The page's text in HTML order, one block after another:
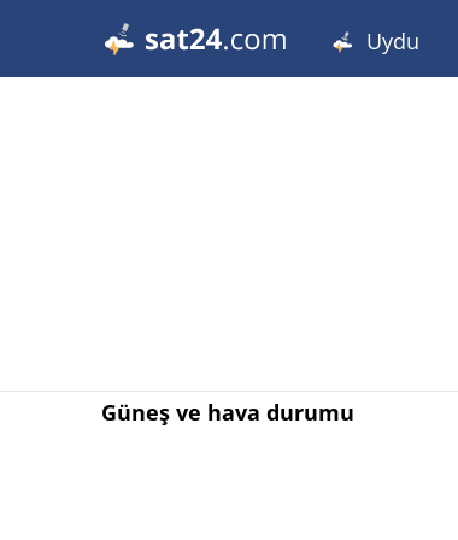
Uydu
Güneş ve hava durumu